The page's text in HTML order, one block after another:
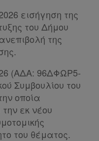
εισήγηση της
του Δήμου
της
(ΑΔΑ: 96ΔΦΩΡ5-
Συμβουλίου του
οποία
εκ νέου
του θέματος.